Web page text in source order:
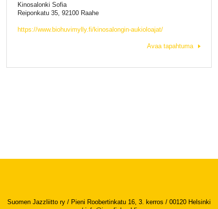
Kinosalonki Sofia
Reiponkatu 35, 92100 Raahe
https://www.biohuvimylly.fi/kinosalongin-aukioloajat/
Avaa tapahtuma
Suomen Jazzliitto ry / Pieni Roobertinkatu 16, 3. kerros / 00120 Helsinki